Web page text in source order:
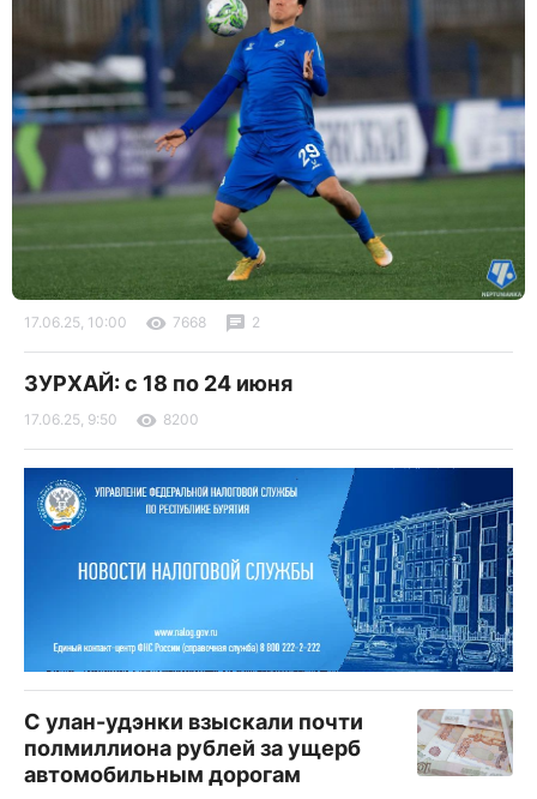
17.06.25, 10:00 7668 2
ЗУРХАЙ: с 18 по 24 июня
17.06.25, 9:50 8200
С улан-удэнки взыскали почти
полмиллиона рублей за ущерб
автомобильным дорогам